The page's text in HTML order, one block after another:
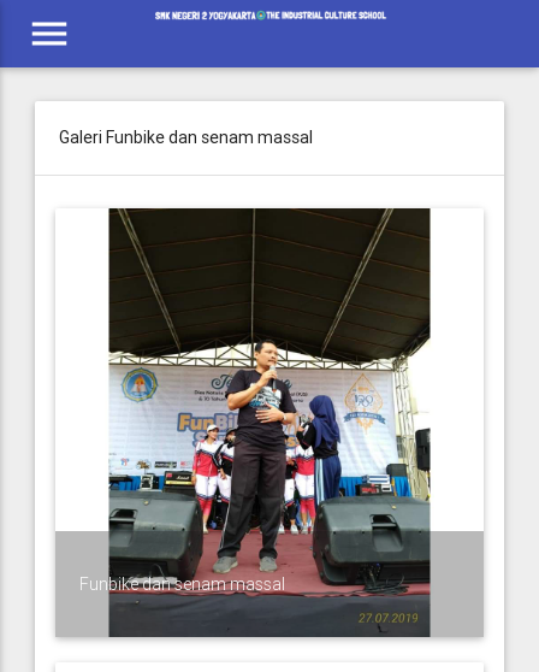
menu
Galeri Funbike dan senam massal
Funbike dan senam massal